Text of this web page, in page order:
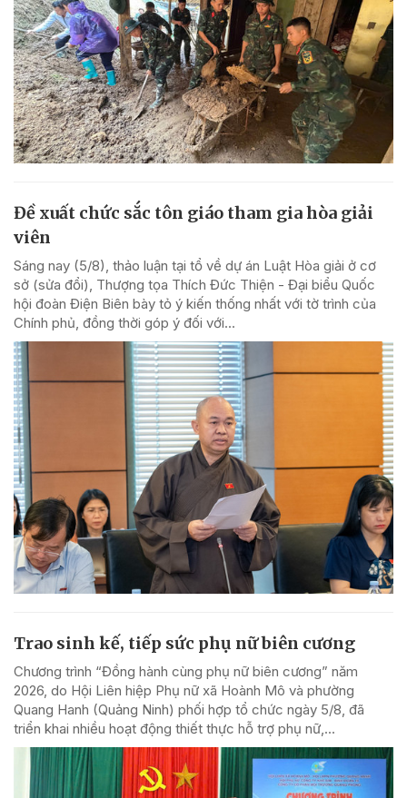
Đề xuất chức sắc tôn giáo tham gia hòa giải
viên
Sáng nay (5/8), thảo luận tại tổ về dự án Luật Hòa giải ở cơ
sở (sửa đổi), Thượng tọa Thích Đức Thiện - Đại biểu Quốc
hội đoàn Điện Biên bày tỏ ý kiến thống nhất với tờ trình của
Chính phủ, đồng thời góp ý đối với...
Trao sinh kế, tiếp sức phụ nữ biên cương
Chương trình “Đồng hành cùng phụ nữ biên cương” năm
2026, do Hội Liên hiệp Phụ nữ xã Hoành Mô và phường
Quang Hanh (Quảng Ninh) phối hợp tổ chức ngày 5/8, đã
triển khai nhiều hoạt động thiết thực hỗ trợ phụ nữ,...